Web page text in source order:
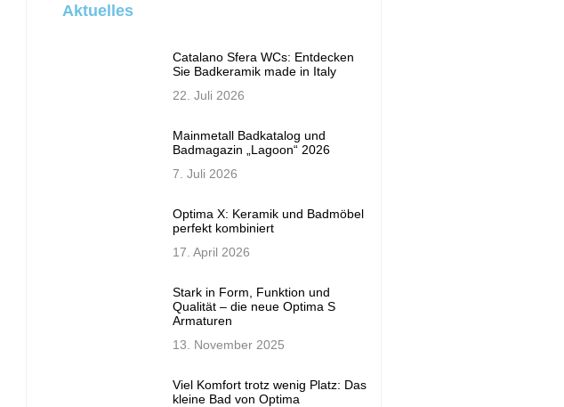
Aktuelles
Catalano Sfera WCs: Entdecken
Sie Badkeramik made in Italy
22. Juli 2026
Mainmetall Badkatalog und
Badmagazin „Lagoon“ 2026
7. Juli 2026
Optima X: Keramik und Badmöbel
perfekt kombiniert
17. April 2026
Stark in Form, Funktion und
Qualität – die neue Optima S
Armaturen
13. November 2025
Viel Komfort trotz wenig Platz: Das
kleine Bad von Optima